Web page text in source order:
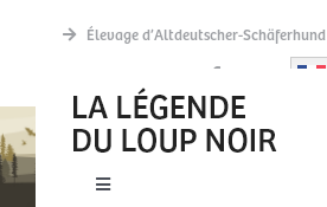
Élevage d’Altdeutscher-Schäferhund
Toggle
EXPOSITION